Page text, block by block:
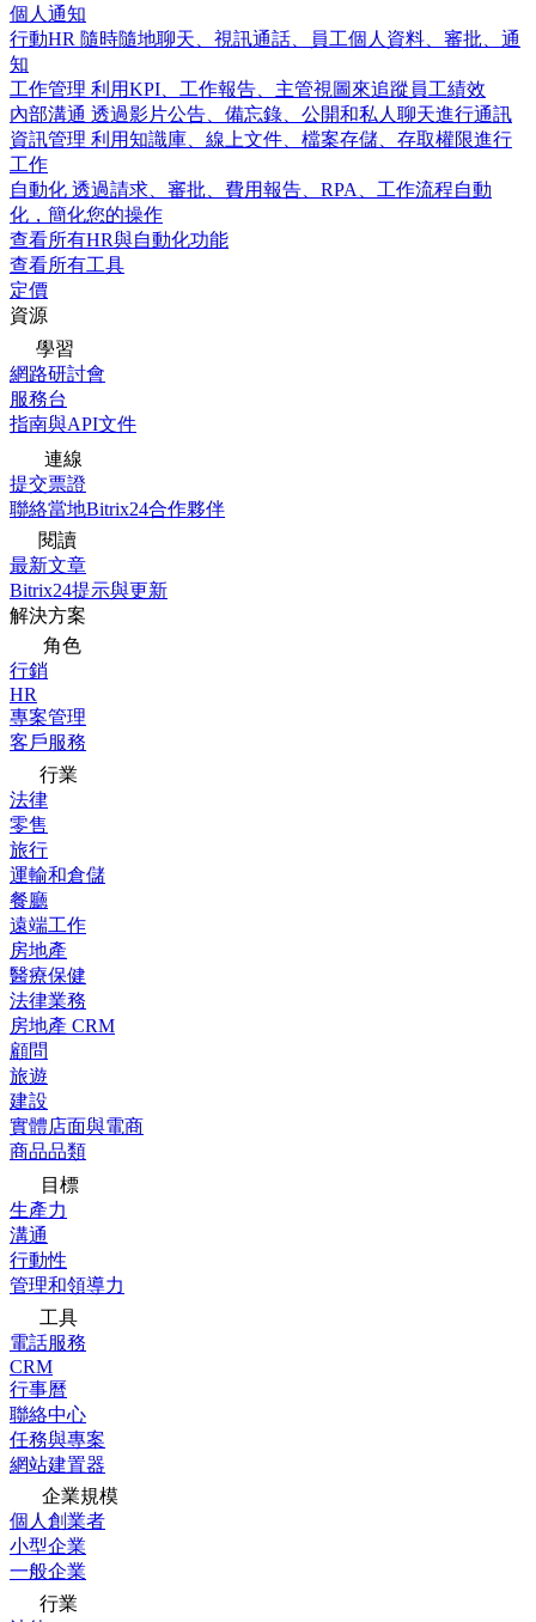
個人通知
行動HR 隨時隨地聊天、視訊通話、員工個人資料、審批、通
知
工作管理 利用KPI、工作報告、主管視圖來追蹤員工績效
內部溝通 透過影片公告、備忘錄、公開和私人聊天進行通訊
資訊管理 利用知識庫、線上文件、檔案存儲、存取權限進行
工作
自動化 透過請求、審批、費用報告、RPA、工作流程自動
化，簡化您的操作
查看所有HR與自動化功能
查看所有工具
定價
資源
學習
網路研討會
服務台
指南與API文件
連線
提交票證
聯絡當地Bitrix24合作夥伴
閱讀
最新文章
Bitrix24提示與更新
解決方案
角色
行銷
HR
專案管理
客戶服務
行業
法律
零售
旅行
運輸和倉儲
餐廳
遠端工作
房地產
醫療保健
法律業務
房地產 CRM
顧問
旅遊
建設
實體店面與電商
商品品類
目標
生產力
溝通
行動性
管理和領導力
工具
電話服務
CRM
行事曆
聯絡中心
任務與專案
網站建置器
企業規模
個人創業者
小型企業
一般企業
行業